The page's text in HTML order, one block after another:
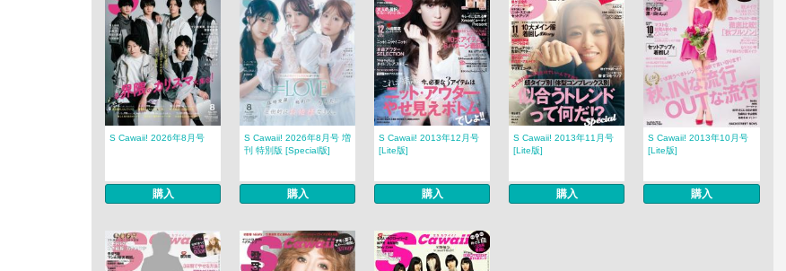
S Cawaii! 2026年8月号
購入
S Cawaii! 2026年8月号 増
刊 特別版 [Special版]
購入
S Cawaii! 2013年12月号
[Lite版]
購入
S Cawaii! 2013年11月号
[Lite版]
購入
S Cawaii! 2013年10月号
[Lite版]
購入